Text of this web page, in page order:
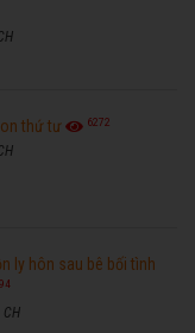
thứ tư 6272
ly hôn sau bê bối tình